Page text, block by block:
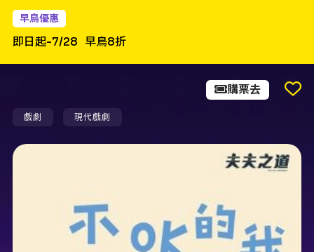
早鳥優惠
即日起-7/28 早鳥8折
戲劇 現代戲劇
購票去